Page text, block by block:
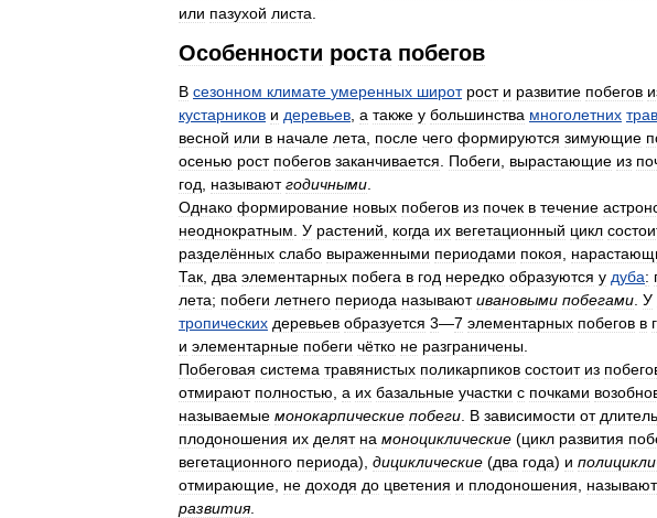
или пазухой листа
Особенности роста побегов
В сезонном климате умеренных широт рост и развитие побегов
кустарников и деревьев а также у большинства многолетних трав
весной или в начале лета после чего формируются зимующие
осенью рост побегов заканчивается Побеги вырастающие из
год
называют годичными
Однако формирование новых побегов из почек в течение
неоднократным У растений когда их вегетационный цикл
разделённых слабо выраженными периодами покоя
Так два элементарных побега в год нередко образуются у дуба:
лета; побеги летнего периода называют ивановыми побегами У
тропических деревьев образуется 3—7 элементарных побегов в
и элементарные побеги чётко не разграничены
Побеговая система травянистых поликарпиков состоит из
отмирают полностью а их базальные участки с почками
называемые монокарпические побеги В зависимости от
плодоношения их делят на моноциклические (цикл развития
вегетационного периода), дициклические (два года) и
отмирающие не доходя до цветения и плодоношения называют
развития.